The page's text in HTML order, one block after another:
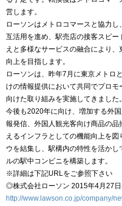
営します。
ローソンはメトロコマースと協力
互活用を進め、駅売店の接客スピ
えと多様なサービスの融合により
向上を目指します。
ローソンは、昨年7月に東京メトロ
けの情報提供において共同でプロ
向けた取り組みを実施してきました。
今後も2020年に向け、増加する外
報発信、外国人観光客向け商品の
えるインフラとしての機能向上を
ウを結集し、駅構内の特性を活か
ルの駅中コンビニを構築します。
※詳細は下記URLをご参照下さい
◎株式会社ローソン 2015年4月27
http://www.lawson.co.jp/company/